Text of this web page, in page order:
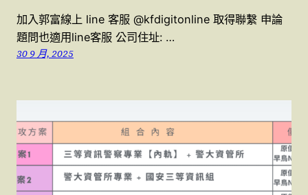
加入郭富線上 line 客服 @kfdigitonline 取得聯繫 申論
題問也適用line客服 公司住址: …
30 9 月, 2025